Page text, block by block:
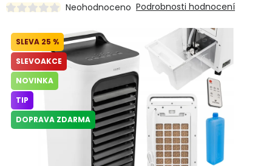
Dílna
Domácnost
Dětská hřiště
Neohodnoceno Podrobnosti hodnocení
25 %
SLEVOAKCE
NOVINKA
TIP
DOPRAVA ZDARMA